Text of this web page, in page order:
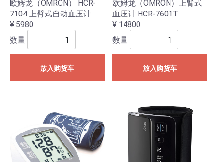
欧姆龙（OMRON） HCR-
7104 上臂式自动血压计
¥ 5980
数量
放入购货车
欧姆龙（OMRON）上臂式
血压计 HCR-7601T
¥ 14800
数量
放入购货车